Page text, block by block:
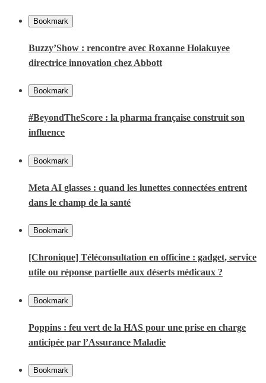
Bookmark
Buzzy’Show : rencontre avec Roxanne Holakuyee
directrice innovation chez Abbott
Bookmark
#BeyondTheScore : la pharma française construit son
influence
Bookmark
Meta AI glasses : quand les lunettes connectées entrent
dans le champ de la santé
Bookmark
[Chronique] Téléconsultation en officine : gadget, service
utile ou réponse partielle aux déserts médicaux ?
Bookmark
Poppins : feu vert de la HAS pour une prise en charge
anticipée par l’Assurance Maladie
Bookmark